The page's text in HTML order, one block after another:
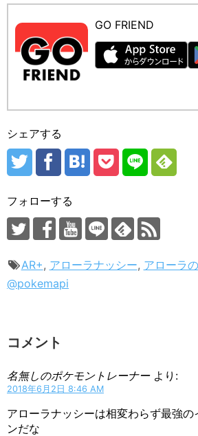
GO FRIEND
シェアする
フォローする
AR+, アローラナッシー, アローラ
@pokemapi
コメント
名無しのポケモントレーナー より:
2018年6月2日 8:46 AM
アローラナッシーは相変わらず最強
ンだな